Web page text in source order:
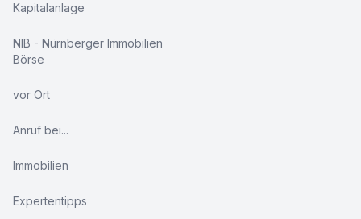
Kapitalanlage
NIB - Nürnberger Immobilien
Börse
vor Ort
Anruf bei...
Immobilien
Expertentipps